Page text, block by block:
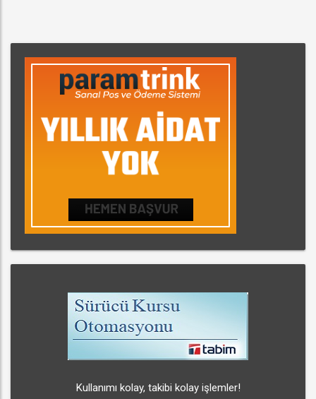
Kullanımı kolay, takibi kolay işlemler!